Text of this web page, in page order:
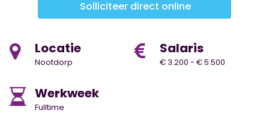
Solliciteer direct online
Locatie
Nootdorp
Salaris
€ 3.200 - € 5.500
Werkweek
Fulltime